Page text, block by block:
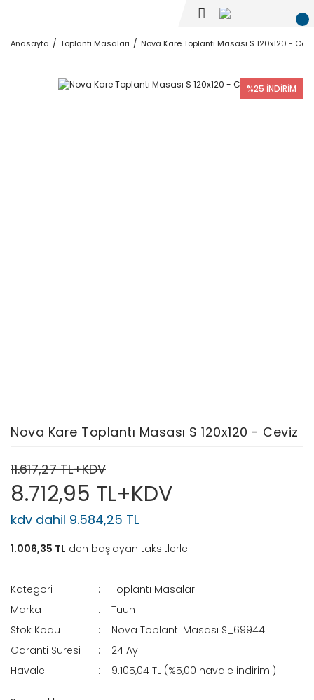
Anasayfa Toplantı Masaları Nova Kare Toplantı Masası S 120x120 -
%25 İNDİRİM
Nova Kare Toplantı Masası S 120x120 - Ceviz
11.617,27 TL+KDV
8.712,95 TL+KDV
kdv dahil 9.584,25 TL
1.006,35 TL den başlayan taksitlerle!!
Kategori
Toplantı Masaları
Marka
Tuun
Stok Kodu
Nova Toplantı Masası S_69944
Garanti Süresi
24 Ay
Havale
9.105,04 TL (%5,00 havale indirimi)